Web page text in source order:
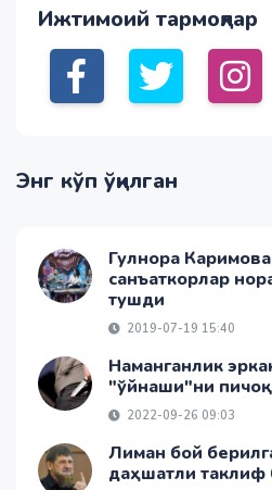
Ижтимоий тармоқлар
Энг кўп ўқилган
Гулнора
санъаткорлар
тушди
2019-07-19 15:40
Наманганлик
"ўйнаши"ни
2022-09-26 09:03
Лиман бой
даҳшатли таклиф